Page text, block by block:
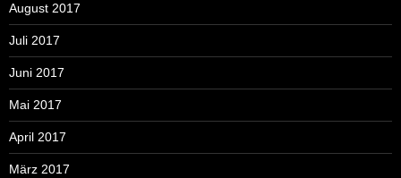
August 2017
Juli 2017
Juni 2017
Mai 2017
April 2017
März 2017